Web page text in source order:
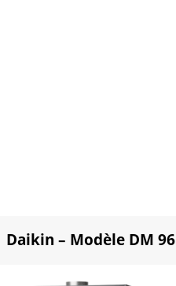
Daikin – Modèle DM 96